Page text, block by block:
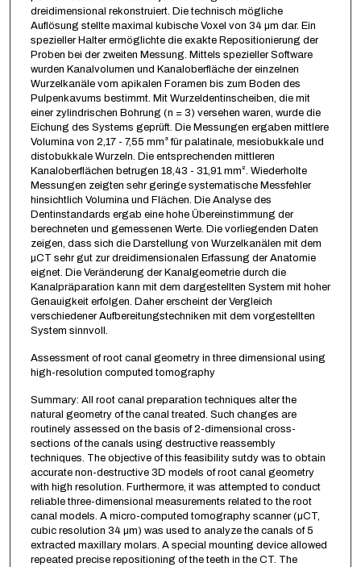
dreidimensional rekonstruiert. Die technisch mögliche
Auflösung stellte maximal kubische Voxel von 34 µm dar. Ein
spezieller Halter ermöglichte die exakte Repositionierung der
Proben bei der zweiten Messung. Mittels spezieller Software
wurden Kanalvolumen und Kanaloberfläche der einzelnen
Wurzelkanäle vom apikalen Foramen bis zum Boden des
Pulpenkavums bestimmt. Mit Wurzeldentinscheiben, die mit
einer zylindrischen Bohrung (n = 3) versehen waren, wurde die
Eichung des Systems geprüft. Die Messungen ergaben mittlere
Volumina von 2,17 - 7,55 mm³ für palatinale, mesiobukkale und
distobukkale Wurzeln. Die entsprechenden mittleren
Kanaloberflächen betrugen 18,43 - 31,91 mm². Wiederholte
Messungen zeigten sehr geringe systematische Messfehler
hinsichtlich Volumina und Flächen. Die Analyse des
Dentinstandards ergab eine hohe Übereinstimmung der
berechneten und gemessenen Werte. Die vorliegenden Daten
zeigen, dass sich die Darstellung von Wurzelkanälen mit dem
µCT sehr gut zur dreidimensionalen Erfassung der Anatomie
eignet. Die Veränderung der Kanalgeometrie durch die
Kanalpräparation kann mit dem dargestellten System mit hoher
Genauigkeit erfolgen. Daher erscheint der Vergleich
verschiedener Aufbereitungstechniken mit dem vorgestellten
System sinnvoll.
Assessment of root canal geometry in three dimensional using
high-resolution computed tomography
Summary: All root canal preparation techniques alter the
natural geometry of the canal treated. Such changes are
routinely assessed on the basis of 2-dimensional cross-
sections of the canals using destructive reassembly
techniques. The objective of this feasibility sutdy was to obtain
accurate non-destructive 3D models of root canal geometry
with high resolution. Furthermore, it was attempted to conduct
reliable three-dimensional measurements related to the root
canal models. A micro-computed tomography scanner (µCT,
cubic resolution 34 µm) was used to analyze the canals of 5
extracted maxillary molars. A special mounting device allowed
repeated precise repositioning of the teeth in the CT. The